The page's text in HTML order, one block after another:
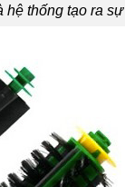
thống tạo ra